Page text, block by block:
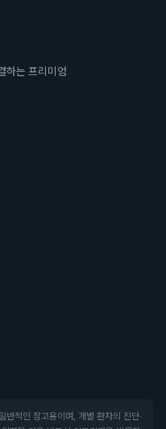
하는 프리미엄
반적인 참고용이며, 개별 환자의 진단·